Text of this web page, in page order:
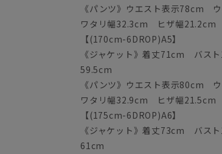
《パンツ》ウエスト表示78cm
ワタリ幅32.3cm ヒザ幅
【(170cm-6DROP)A5】
《ジャケット》着丈71cm バ
59.5cm
《パンツ》ウエスト表示80cm
ワタリ幅32.9cm ヒザ幅
【(175cm-6DROP)A6】
《ジャケット》着丈73cm バ
61cm